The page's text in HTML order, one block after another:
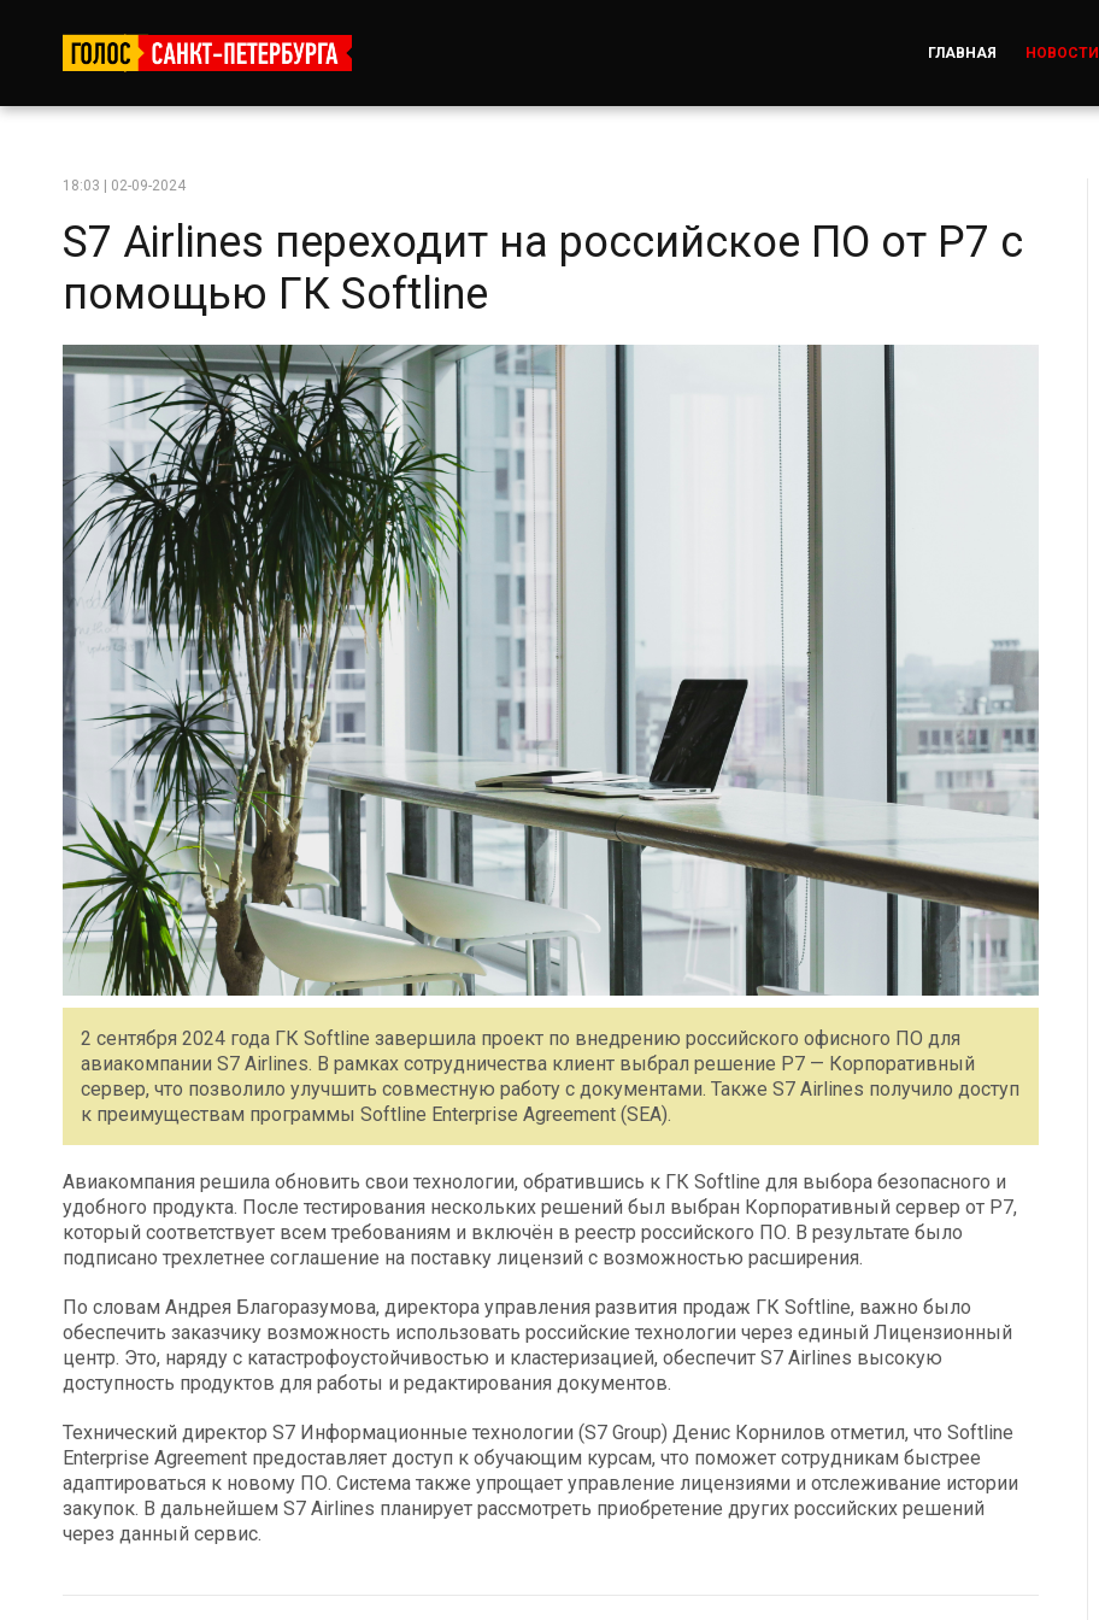
ГЛАВНАЯ НОВОСТИ
18:03 | 02-09-2024
S7 Airlines переходит на российское ПО от Р7 с
помощью ГК Softline
2 сентября 2024 года ГК Softline завершила проект по внедрению российского офисного ПО для
авиакомпании S7 Airlines. В рамках сотрудничества клиент выбрал решение Р7 — Корпоративный
сервер, что позволило улучшить совместную работу с документами. Также S7 Airlines получило доступ
к преимуществам программы Softline Enterprise Agreement (SEA).
Авиакомпания решила обновить свои технологии, обратившись к ГК Softline для выбора безопасного и
удобного продукта. После тестирования нескольких решений был выбран Корпоративный сервер от Р7,
который соответствует всем требованиям и включён в реестр российского ПО. В результате было
подписано трехлетнее соглашение на поставку лицензий с возможностью расширения.
По словам Андрея Благоразумова, директора управления развития продаж ГК Softline, важно было
обеспечить заказчику возможность использовать российские технологии через единый Лицензионный
центр. Это, наряду с катастрофоустойчивостью и кластеризацией, обеспечит S7 Airlines высокую
доступность продуктов для работы и редактирования документов.
Технический директор S7 Информационные технологии (S7 Group) Денис Корнилов отметил, что Softline
Enterprise Agreement предоставляет доступ к обучающим курсам, что поможет сотрудникам быстрее
адаптироваться к новому ПО. Система также упрощает управление лицензиями и отслеживание истории
закупок. В дальнейшем S7 Airlines планирует рассмотреть приобретение других российских решений
через данный сервис.